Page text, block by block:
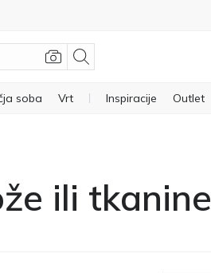
soba Vrt Inspiracije Outlet
ili tkanine